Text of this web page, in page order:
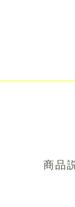
商品